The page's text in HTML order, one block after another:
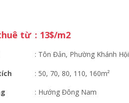
từ : 13$/m2
: Tôn Đản, Phường Khánh Hội
: 50, 70, 80, 110, 160m²
: Hướng Đông Nam